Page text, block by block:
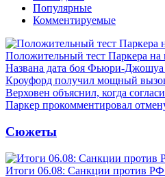
Популярные
Комментируемые
Положительный тест Паркера
Названа дата боя Фьюри-Джошуа
Кроуфорд получил мощный
Верховен объяснил, когда
Паркер прокомментировал
Сюжеты
Итоги 06.08: Санкции против